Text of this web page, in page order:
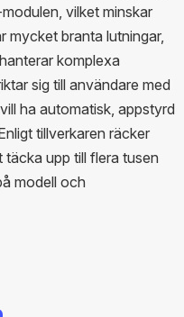
vilket minskar
mycket branta lutningar,
komplexa
sig till användare med
ha automatisk, appstyrd
tillverkaren räcker
upp till flera tusen
modell och